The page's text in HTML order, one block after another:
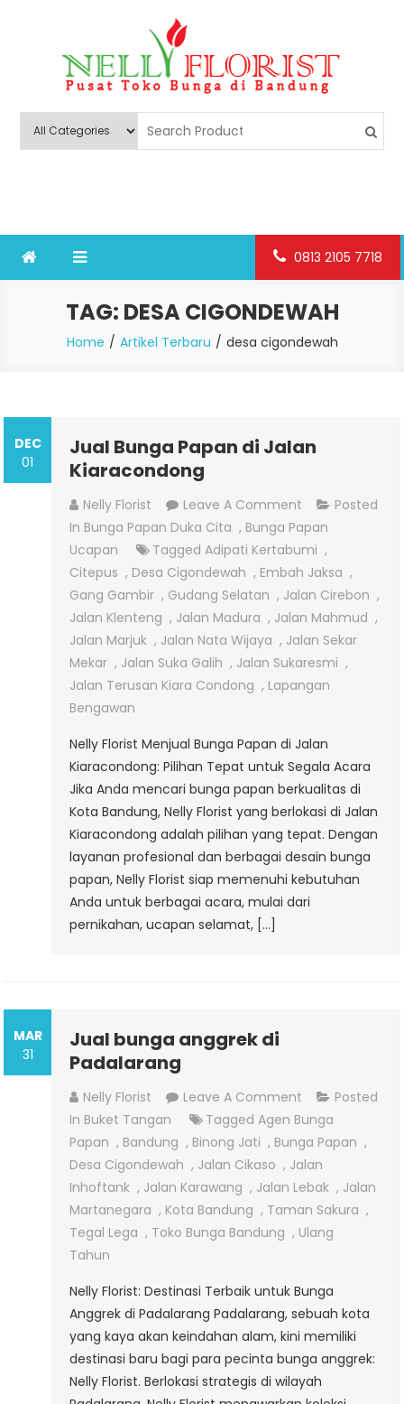
Nelly Florist Bandung
0813 2105 7718
TAG: DESA CIGONDEWAH
Home Artikel Terbaru desa cigondewah
DEC
01
Jual Bunga Papan di Jalan
Kiaracondong
Nelly Florist Leave A Comment On
Jual
Bunga
Papan
Di
Jalan
Kiaracondong
Posted
In Bunga Papan Duka Cita , Bunga Papan
Ucapan
TaggedAdipati Kertabumi ,
Citepus , Desa Cigondewah , Embah Jaksa ,
Gang Gambir , Gudang Selatan , Jalan Cirebon ,
Jalan Klenteng , Jalan Madura , Jalan Mahmud ,
Jalan Marjuk , Jalan Nata Wijaya , Jalan Sekar
Mekar , Jalan Suka Galih , Jalan Sukaresmi ,
Jalan Terusan Kiara Condong , Lapangan
Bengawan
Nelly Florist Menjual Bunga Papan di Jalan
Kiaracondong: Pilihan Tepat untuk Segala Acara
Jika Anda mencari bunga papan berkualitas di
Kota Bandung, Nelly Florist yang berlokasi di Jalan
Kiaracondong adalah pilihan yang tepat. Dengan
layanan profesional dan berbagai desain bunga
papan, Nelly Florist siap memenuhi kebutuhan
Anda untuk berbagai acara, mulai dari
pernikahan, ucapan selamat, […]
MAR
31
Jual bunga anggrek di
Padalarang
Nelly Florist Leave A Comment On
Jual
Bunga
Anggrek
Di
Padalarang
Posted
In Buket Tangan TaggedAgen Bunga
Papan , Bandung , Binong Jati , Bunga Papan ,
Desa Cigondewah , Jalan Cikaso , Jalan
Inhoftank , Jalan Karawang , Jalan Lebak , Jalan
Martanegara , Kota Bandung , Taman Sakura ,
Tegal Lega , Toko Bunga Bandung , Ulang
Tahun
Nelly Florist: Destinasi Terbaik untuk Bunga
Anggrek di Padalarang Padalarang, sebuah kota
yang kaya akan keindahan alam, kini memiliki
destinasi baru bagi para pecinta bunga anggrek:
Nelly Florist. Berlokasi strategis di wilayah